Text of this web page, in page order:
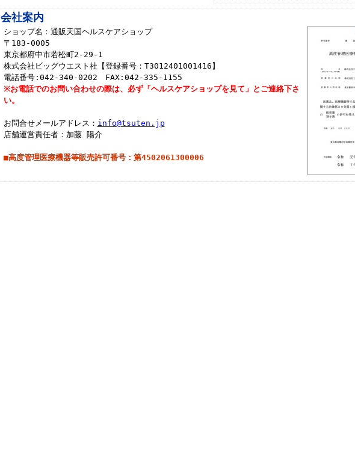
会社案内
ショップ名：通販天国ヘルスケアショップ
〒183-0005
東京都府中市若松町2-29-1
株式会社ビッグウエスト社【登録番号：T3012401001416】
電話番号:042-340-0202 FAX:042-335-1155
※お電話でのお問い合わせの際は、必ず「ヘルスケアショップを見て」とご連絡下さ
い。
お問合せメールアドレス： info@tsuten.jp
店舗運営責任者：加藤 陽介
■高度管理医療機器等販売許可番号：第4502061300006